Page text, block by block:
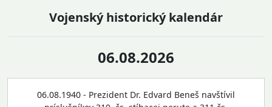
Vojenský historický kalendár
06.08.2026
06.08.1940 - Prezident Dr. Edvard Beneš navštívil